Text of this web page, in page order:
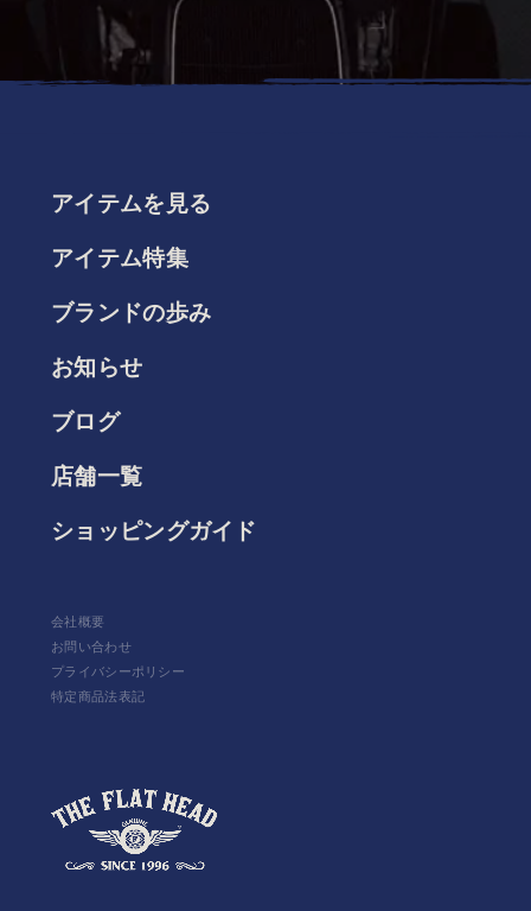
アイテムを見る
アイテム特集
ブランドの歩み
お知らせ
ブログ
店舗一覧
ショッピングガイド
会社概要
お問い合わせ
プライバシーポリシー
特定商品法表記